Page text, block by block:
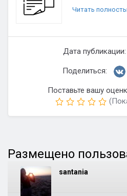
Читать
Дата
Поделиться:
Поставьте вашу
Размещено
santania